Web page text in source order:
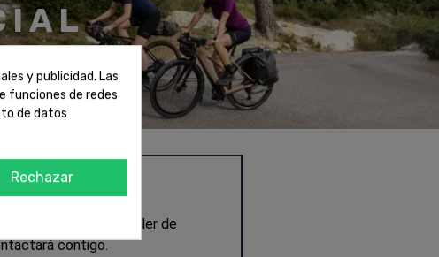
servicio de alquiler de
contigo.
y publicidad. Las
funciones de redes
de datos
Rechazar